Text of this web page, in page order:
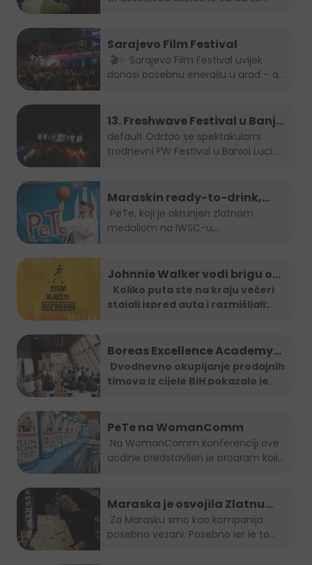
Sarajevo Film Festival
donosi posebnu energiju u grad – a
13. Freshwave Festival u Banjoj
Luci
default
trodnevni FW Festival u Banjoj Luci
Maraskin ready-to-drink,
dobro prepoznatljivi PeTe je
na Sarajevo Street Food
medaljom na IWSC-u,
Johnnie Walker vodi brigu o
tebi: Jeftiniji povratak kući
taxi vozilima širom BiH
Koliko puta ste na kraju večeri
stajali ispred auta i razmišljali:
Boreas Excellence Academy
2025
Dvodnevno okupljanje prodajnih
timova iz cijele BiH pokazalo je...
PeTe na WomanComm
godine predstavljen je program koji
Maraska je osvojila Zlatnu
plaketu, opet!
posebno vezani. Posebno jer je to...